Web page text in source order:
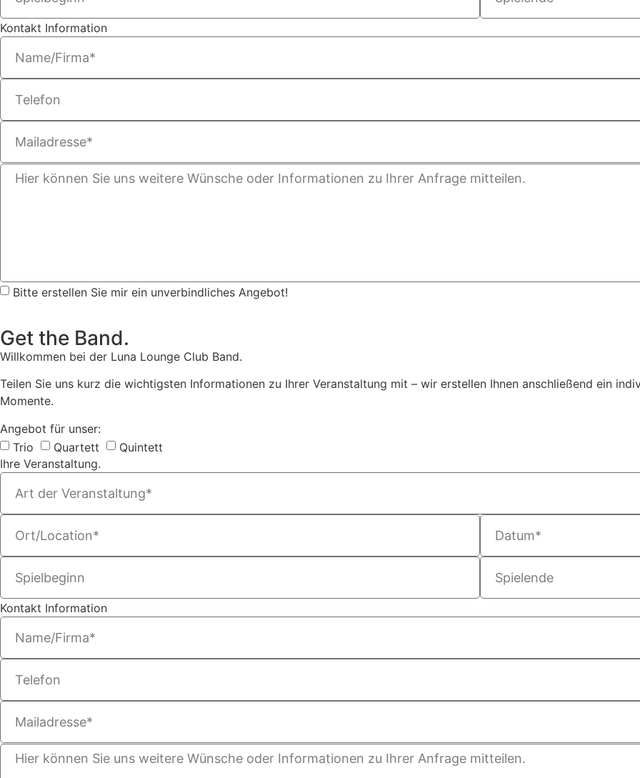
Kontakt Information
Bitte erstellen Sie mir ein unverbindliches Angebot!
Get the Band.
Willkommen bei der Luna Lounge Club Band.
Teilen Sie uns kurz die wichtigsten Informationen zu Ihrer Veranstaltung mit – wir erstellen Ihnen anschließend ein
Momente.
Angebot für unser:
Trio
Quartett
Quintett
Ihre Veranstaltung.
Kontakt Information